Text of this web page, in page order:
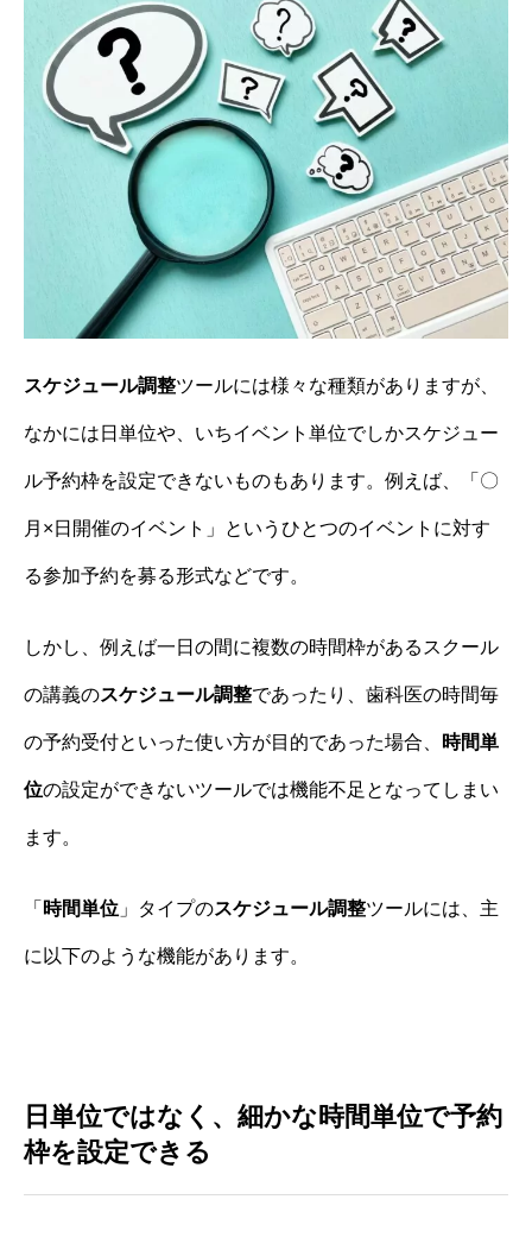
スケジュール調整ツールには様々な種類がありますが、
なかには日単位や、いちイベント単位でしかスケジュー
ル予約枠を設定できないものもあります。例えば、「〇
月×日開催のイベント」というひとつのイベントに対す
る参加予約を募る形式などです。
しかし、例えば一日の間に複数の時間枠があるスクール
の講義のスケジュール調整であったり、歯科医の時間毎
の予約受付といった使い方が目的であった場合、 時間単
位の設定ができないツールでは機能不足となってしまい
ます。
「 時間単位 」タイプのスケジュール調整ツールには、主
に以下のような機能があります。
日単位ではなく、細かな時間単位で予約
枠を設定できる